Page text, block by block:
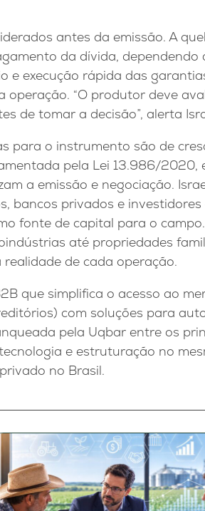
antes da emissão. A
da dívida, dependendo
e execução rápida das
operação. “O produtor deve
de tomar a decisão”, alerta
para o instrumento são de
pela Lei 13.986/2020,
a emissão e negociação.
bancos privados e
fonte de capital para o
até propriedades
de cada operação.
que simplifica o acesso ao
com soluções para
pela Uqbar entre os
e estruturação no
no Brasil.